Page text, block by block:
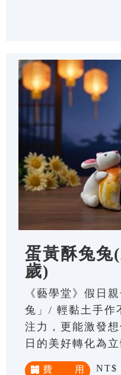
蛋黃酥兔兔
歲)
《藝學堂》假日
兔」/ 輕黏土手作
注力，更能激發
日的美好轉化為
費 用 NT$